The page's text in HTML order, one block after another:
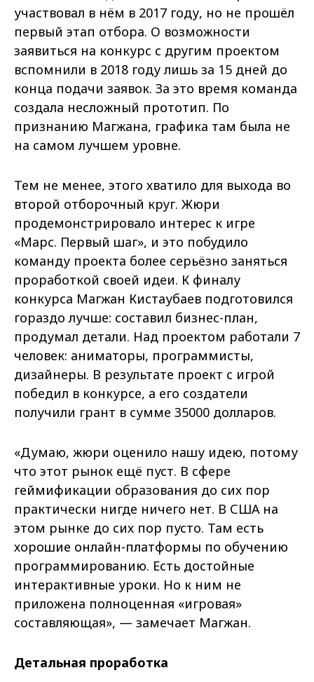
участвовал в нём в 2017 году, но не прошёл
первый этап отбора. О возможности
заявиться на конкурс с другим проектом
вспомнили в 2018 году лишь за 15 дней до
конца подачи заявок. За это время команда
создала несложный прототип. По
признанию Магжана, графика там была не
на самом лучшем уровне.
Тем не менее, этого хватило для выхода во
второй отборочный круг. Жюри
продемонстрировало интерес к игре
«Марс. Первый шаг», и это побудило
команду проекта более серьёзно заняться
проработкой своей идеи. К финалу
конкурса Магжан Кистаубаев подготовился
гораздо лучше: составил бизнес-план,
продумал детали. Над проектом работали 7
человек: аниматоры, программисты,
дизайнеры. В результате проект с игрой
победил в конкурсе, а его создатели
получили грант в сумме 35000 долларов.
«Думаю, жюри оценило нашу идею, потому
что этот рынок ещё пуст. В сфере
геймификации образования до сих пор
практически нигде ничего нет. В США на
этом рынке до сих пор пусто. Там есть
хорошие онлайн-платформы по обучению
программированию. Есть достойные
интерактивные уроки. Но к ним не
приложена полноценная «игровая»
составляющая», — замечает Магжан.
Детальная проработка